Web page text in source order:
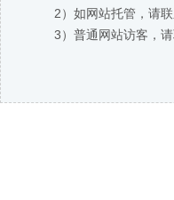
2）如网站托管，请
3）普通网站访客，